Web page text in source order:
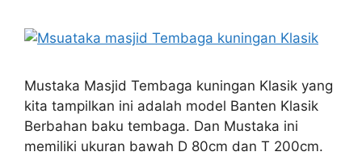
Mustaka Masjid Tembaga kuningan Klasik yang
kita tampilkan ini adalah model Banten Klasik
Berbahan baku tembaga. Dan Mustaka ini
memiliki ukuran bawah D 80cm dan T 200cm.